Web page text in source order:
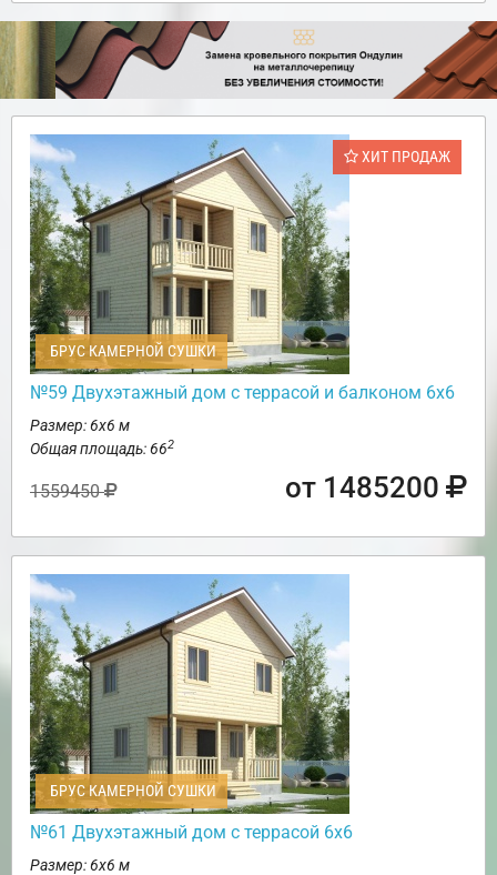
ХИТ ПРОДАЖ
БРУС КАМЕРНОЙ СУШКИ
№59 Двухэтажный дом с террасой и балконом 6х6
Размер: 6х6 м
Общая площадь: 662
1559450 от 1485200
БРУС КАМЕРНОЙ СУШКИ
№61 Двухэтажный дом с террасой 6х6
Размер: 6х6 м